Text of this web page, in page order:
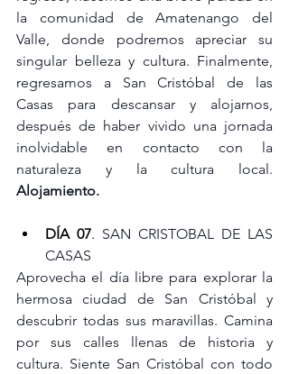
la comunidad de Amatenango del
Valle, donde podremos apreciar su
singular belleza y cultura. Finalmente,
regresamos a San Cristóbal de las
Casas para descansar y alojarnos,
después de haber vivido una jornada
inolvidable en contacto con la
Alojamiento.
DÍA 07. SAN CRISTOBAL DE LAS
CASAS
Aprovecha el día libre para explorar la
hermosa ciudad de San Cristóbal y
descubrir todas sus maravillas. Camina
por sus calles llenas de historia y
cultura. Siente San Cristóbal con todo